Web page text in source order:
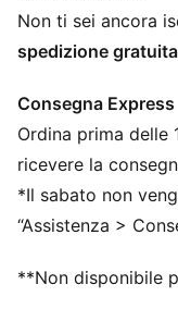
Tomaia in rete
scamosciata
Suola in gomma
Striscia Formstrip
Loghi PUMA
Non ti sei ancora
spedizione gratuita
Consegna Express
Ordina prima delle
ricevere la
*Il sabato non
“Assistenza >
**Non disponibile